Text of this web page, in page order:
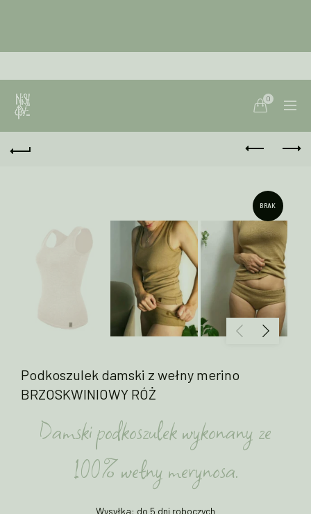
0
BRAK
Podkoszulek damski z wełny merino
BRZOSKWINIOWY RÓŻ
Damski podkoszulek wykonany ze
100% wełny merynosa.
Wysyłka: do 5 dni roboczych